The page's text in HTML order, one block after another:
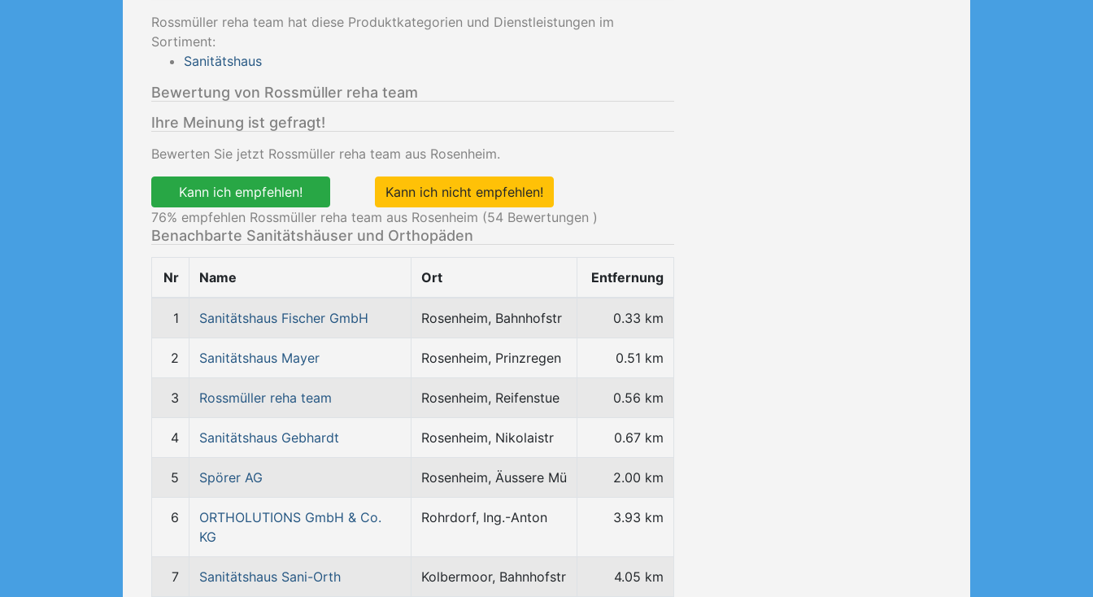
Rossmüller reha team hat diese Produktkategorien und Dienstleistungen im
Sortiment:
Sanitätshaus
Bewertung von Rossmüller reha team
Ihre Meinung ist gefragt!
Bewerten Sie jetzt Rossmüller reha team aus Rosenheim.
Kann ich empfehlen!
Kann ich nicht empfehlen!
76% empfehlen Rossmüller reha team aus Rosenheim (54 Bewertungen )
Benachbarte Sanitätshäuser und Orthopäden
Nr Name Ort Entfernung
1 Sanitätshaus Fischer GmbH Rosenheim, Bahnhofstr 0.33 km
2 Sanitätshaus Mayer Rosenheim, Prinzregen 0.51 km
3 Rossmüller reha team Rosenheim, Reifenstue 0.56 km
4 Sanitätshaus Gebhardt Rosenheim, Nikolaistr 0.67 km
5 Spörer AG Rosenheim, Äussere Mü 2.00 km
6
ORTHOLUTIONS GmbH & Co.
KG
Rohrdorf, Ing.-Anton 3.93 km
7 Sanitätshaus Sani-Orth Kolbermoor, Bahnhofstr 4.05 km